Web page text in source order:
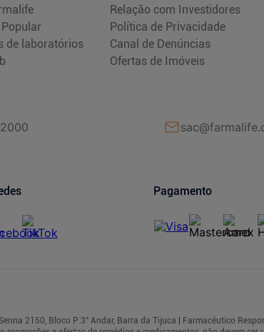
de laboratórios
Relação com Investidores
Política de Privacidade
Canal de Denúncias
Ofertas de Imóveis
Pagamento
2150, Bloco P 3° Andar, Barra da Tijuca | Farmacêutico